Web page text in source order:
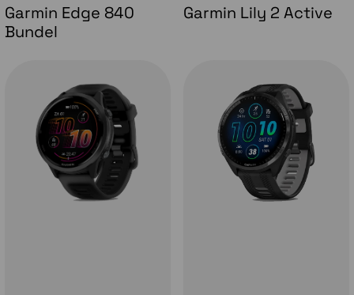
Garmin Edge 840
Bundel
Garmin Lily 2 Active